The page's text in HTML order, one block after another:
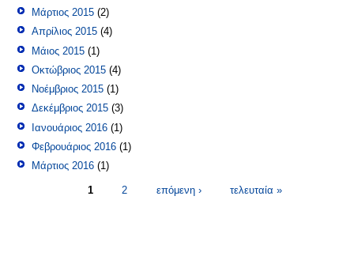
Μάρτιος 2015(2)
Απρίλιος 2015(4)
Μάιος 2015(1)
Οκτώβριος 2015(4)
Νοέμβριος 2015(1)
Δεκέμβριος 2015(3)
Ιανουάριος 2016(1)
Φεβρουάριος 2016(1)
Μάρτιος 2016(1)
1 2 επόμενη › τελευταία »